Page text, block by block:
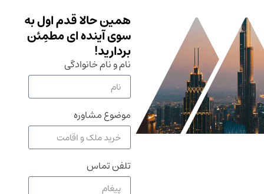
همین حالا قدم اول به
سوی آینده ای مطمِئن
بردارید!
نام و نام خانوادگی
موضوع مشاوره